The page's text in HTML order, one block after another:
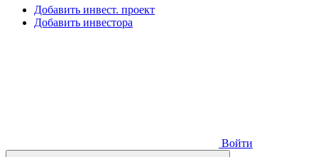
Добавить инвест. проект
Добавить инвестора
Войти